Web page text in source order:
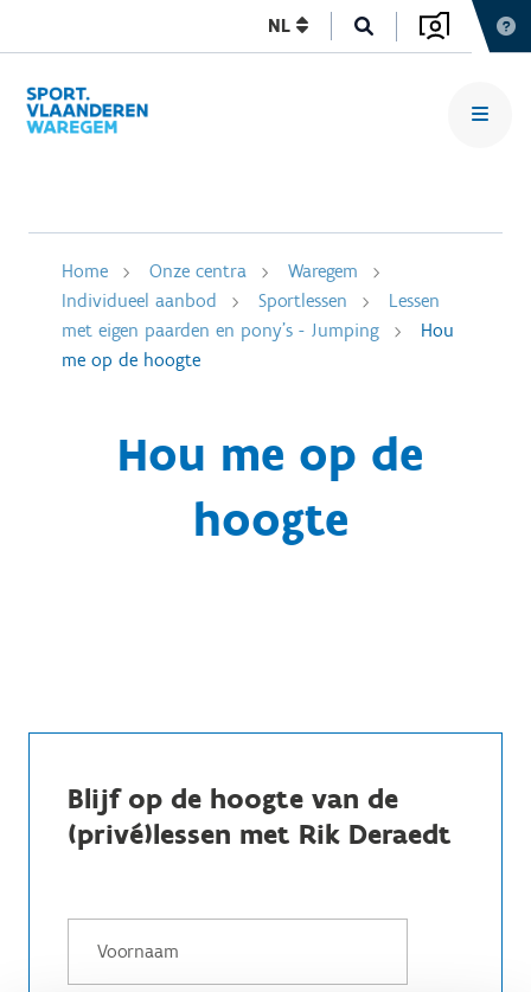
NL
Home Onze centra
Waregem
Individueel aanbod
Sportlessen
Lessen
met eigen paarden en pony's - Jumping
Hou
me op de hoogte
Hou me op de
hoogte
Blijf op de hoogte van de
(privé)lessen met Rik Deraedt